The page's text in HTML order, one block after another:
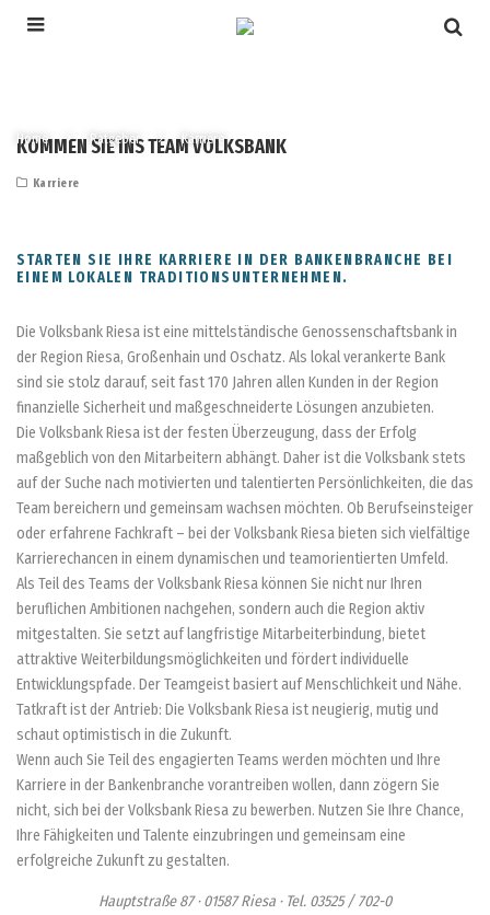
Home Ratgeber Karriere
KOMMEN SIE INS TEAM VOLKSBANK
Karriere
STARTEN SIE IHRE KARRIERE IN DER BANKENBRANCHE BEI
EINEM LOKALEN TRADITIONSUNTERNEHMEN.
Die Volksbank Riesa ist eine mittelständische Genossenschaftsbank in
der Region Riesa, Großenhain und Oschatz. Als lokal verankerte Bank
sind sie stolz darauf, seit fast 170 Jahren allen Kunden in der Region
finanzielle Sicherheit und maßgeschneiderte Lösungen anzubieten.
Die Volksbank Riesa ist der festen Überzeugung, dass der Erfolg
maßgeblich von den Mitarbeitern abhängt. Daher ist die Volksbank stets
auf der Suche nach motivierten und talentierten Persönlichkeiten, die das
Team bereichern und gemeinsam wachsen möchten. Ob Berufseinsteiger
oder erfahrene Fachkraft – bei der Volksbank Riesa bieten sich vielfältige
Karrierechancen in einem dynamischen und teamorientierten Umfeld.
Als Teil des Teams der Volksbank Riesa können Sie nicht nur Ihren
beruflichen Ambitionen nachgehen, sondern auch die Region aktiv
mitgestalten. Sie setzt auf langfristige Mitarbeiterbindung, bietet
attraktive Weiterbildungsmöglichkeiten und fördert individuelle
Entwicklungspfade. Der Teamgeist basiert auf Menschlichkeit und Nähe.
Tatkraft ist der Antrieb: Die Volksbank Riesa ist neugierig, mutig und
schaut optimistisch in die Zukunft.
Wenn auch Sie Teil des engagierten Teams werden möchten und Ihre
Karriere in der Bankenbranche vorantreiben wollen, dann zögern Sie
nicht, sich bei der Volksbank Riesa zu bewerben. Nutzen Sie Ihre Chance,
Ihre Fähigkeiten und Talente einzubringen und gemeinsam eine
erfolgreiche Zukunft zu gestalten.
Hauptstraße 87 · 01587 Riesa · Tel. 03525 / 702-0